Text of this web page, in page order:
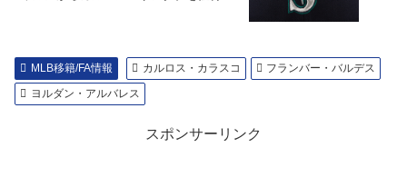
MLB移籍/FA情報 カルロス・カラスコ
フランバー・バルデス
ヨルダン・アルバレス
スポンサーリンク